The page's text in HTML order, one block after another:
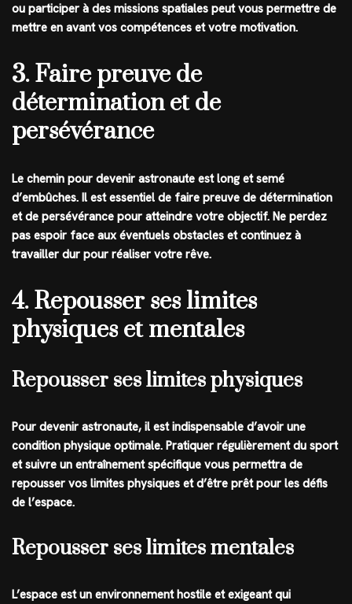
ou participer à des missions spatiales peut vous permettre de
mettre en avant vos compétences et votre motivation.
3. Faire preuve de
détermination et de
persévérance
Le chemin pour devenir astronaute est long et semé
d’embûches. Il est essentiel de faire preuve de détermination
et de persévérance pour atteindre votre objectif. Ne perdez
pas espoir face aux éventuels obstacles et continuez à
travailler dur pour réaliser votre rêve.
4. Repousser ses limites
physiques et mentales
Repousser ses limites physiques
Pour devenir astronaute, il est indispensable d’avoir une
condition physique optimale. Pratiquer régulièrement du sport
et suivre un entraînement spécifique vous permettra de
repousser vos limites physiques et d’être prêt pour les défis
de l’espace.
Repousser ses limites mentales
L’espace est un environnement hostile et exigeant qui